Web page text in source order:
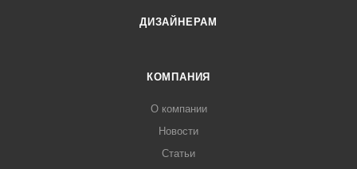
ДИЗАЙНЕРАМ
КОМПАНИЯ
О компании
Новости
Статьи